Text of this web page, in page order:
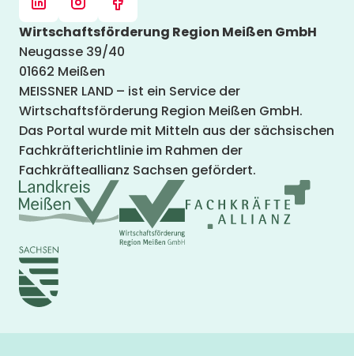
Wirtschaftsförderung Region Meißen GmbH
Neugasse 39/40
01662 Meißen
MEISSNER LAND – ist ein Service der
Wirtschaftsförderung Region Meißen GmbH.
Das Portal wurde mit Mitteln aus der sächsischen
Fachkräfterichtlinie im Rahmen der
Fachkräfteallianz Sachsen gefördert.